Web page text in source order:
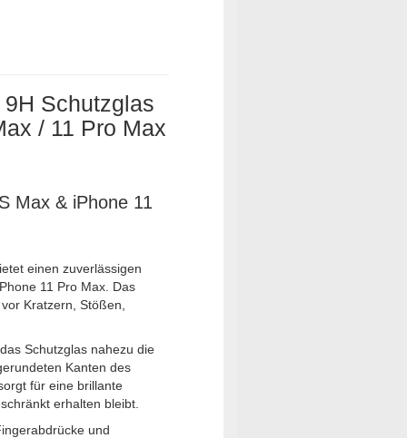
Schutzglas
/ 11 Pro Max
Max & iPhone 11
einen zuverlässigen
11 Pro Max. Das
Kratzern, Stößen,
Schutzglas nahezu die
Kanten des
für eine brillante
erhalten bleibt.
und